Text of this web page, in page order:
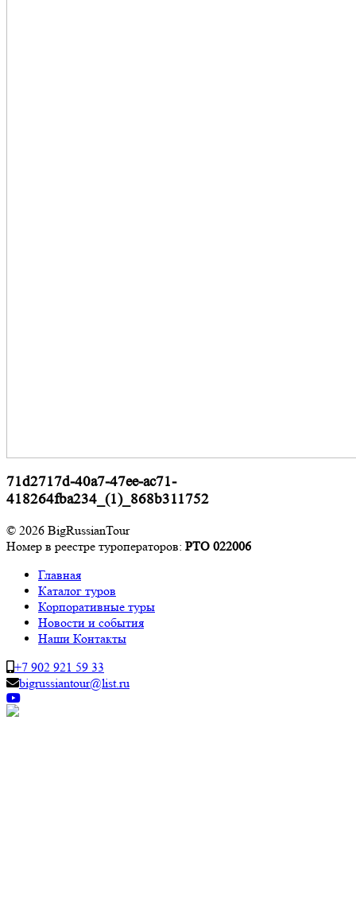
71d2717d-40a7-47ee-ac71-
418264fba234_(1)_868b311752
© 2026 BigRussianTour
Номер в реестре туроператоров: РТО 022006
Главная
Каталог туров
Корпоративные туры
Новости и события
Наши Контакты
+7 902 921 59 33
bigrussiantour@list.ru